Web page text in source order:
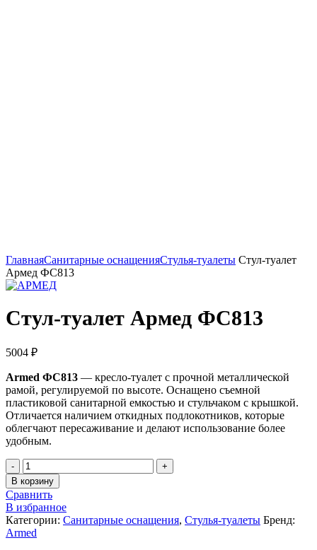
ГлавнаяСанитарные оснащенияСтулья-туалеты Стул-туалет
Армед ФС813
Стул-туалет Армед ФС813
5004 ₽
Armed ФС813 — кресло-туалет с прочной металлической
рамой, регулируемой по высоте. Оснащено съемной
пластиковой санитарной емкостью и стульчаком с крышкой.
Отличается наличием откидных подлокотников, которые
облегчают пересаживание и делают использование более
удобным.
Количество
товара
Стул-
туалет
Армед
ФС813
В корзину
Сравнить
В избранное
Категории: Санитарные оснащения, Стулья-туалеты Бренд:
Armed